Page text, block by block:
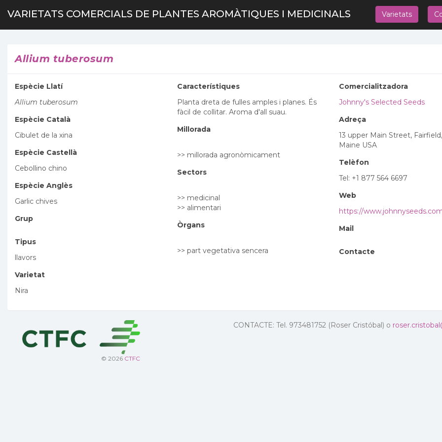
VARIETATS COMERCIALS DE PLANTES AROMÀTIQUES I MEDICINALS Varietats
Allium tuberosum
Espècie Llatí
Allium tuberosum
Espècie Català
Cibulet de la xina
Espècie Castellà
Cebollino chino
Espècie Anglès
Garlic chives
Grup
Tipus
llavors
Varietat
Nira
Característiques
Planta dreta de fulles amples i planes. És
fàcil de collitar. Aroma d'all suau.
Millorada
>> millorada agronòmicament
Sectors
>> medicinal
>> alimentari
Òrgans
>> part vegetativa sencera
Comercialitzadora
Johnny's Selected Seeds
Adreça
13 upper Main Street,
Maine USA
Telèfon
Tel: +1 877 564 6697
Web
https://
Mail
Contacte
© 2026 CTFC
CONTACTE: Tel. 973481752 (Roser Cristóbal) o